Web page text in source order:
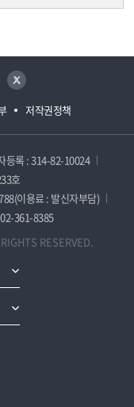
저작권정책
트위터
등록 : 314-82-10024
호
이용료 : 발신자부담)
361-8385
RESERVED.